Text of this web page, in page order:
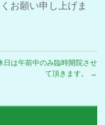
お願い申し上げま
日は午前中のみ臨時開院させ
て頂きます。
→